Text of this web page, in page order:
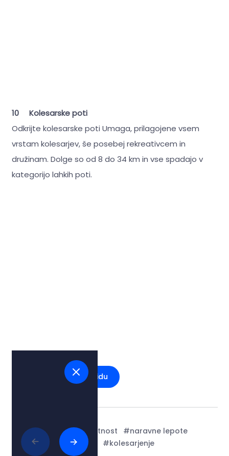
10 Kolesarske poti
Odkrijte kolesarske poti Umaga, prilagojene vsem
vrstam kolesarjev, še posebej rekreativcem in
družinam. Dolge so od 8 do 34 km in vse spadajo v
kategorijo lahkih poti.
Glej na zemljevidu
Tags: #kultura in umetnost
#naravne lepote
#obale in plaže
#kolesarjenje